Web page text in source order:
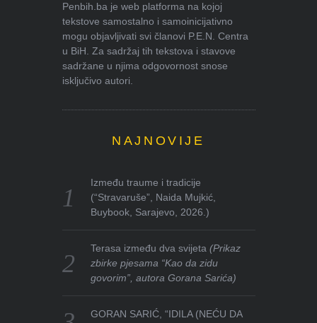
Penbih.ba je web platforma na kojoj
tekstove samostalno i samoinicijativno
mogu objavljivati svi članovi P.E.N. Centra
u BiH. Za sadržaj tih tekstova i stavove
sadržane u njima odgovornost snose
isključivo autori.
NAJNOVIJE
Između traume i tradicije
(“Stravaruše”, Naida Mujkić,
Buybook, Sarajevo, 2026.)
Terasa između dva svijeta(Prikaz
zbirke pjesama “Kao da zidu
govorim”, autora Gorana Sarića)
GORAN SARIĆ, “IDILA (NEĆU DA